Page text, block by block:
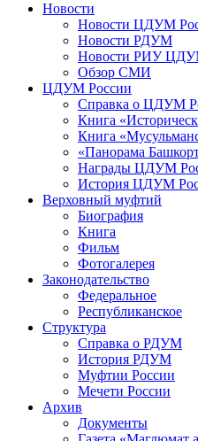
Новости
Новости ЦДУМ
Новости РДУМ
Новости РИУ
Обзор СМИ
ЦДУМ России
Справка о ЦДУМ
Книга
Книга
«Панорама
Награды ЦДУМ
История ЦДУМ
Верховный муфтий
Биография
Книга
Фильм
Фотогалерея
Законодательство
Федеральное
Республиканское
Структура
Справка о РДУМ
История РДУМ
Муфтии России
Мечети России
Архив
Документы